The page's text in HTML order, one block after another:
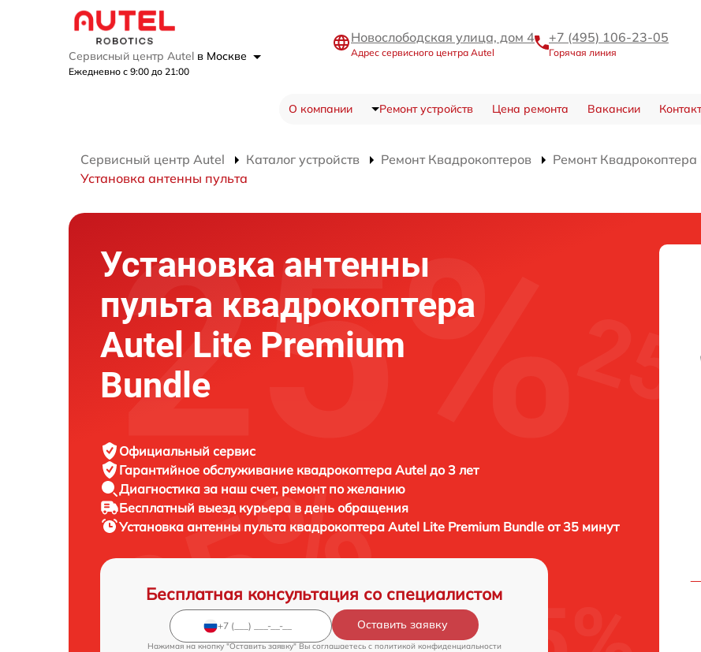
Сервисный центр Autel в Москве
Ежедневно с 9:00 до 21:00
Новослободская улица, дом 4
Адрес сервисного центра Autel
+7 (495) 106-23-05
Горячая линия
О компании Ремонт устройств Цена ремонта Вакансии
Сервисный центр Autel Каталог устройств Ремонт Квадрокоптеров
Ремонт
Установка антенны пульта
Установка антенны
пульта квадрокоптера
Autel Lite Premium
Bundle
Официальный сервис
Гарантийное обслуживание квадрокоптера Autel до 3 лет
Диагностика за наш счет, ремонт по желанию
Бесплатный выезд курьера в день обращения
Установка антенны пульта квадрокоптера Autel Lite Premium Bundle от 35 минут
Бесплатная консультация со специалистом
Оставить заявку
Нажимая на кнопку "Оставить заявку" Вы соглашаетесь c политикой конфиденциальности